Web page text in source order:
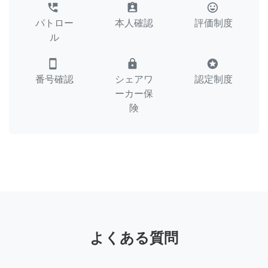
perm_phone_msg
パトロー
ル
assignment_ind
本人確認
tag_faces
評価制度
smartphone
番号確認
lock
シェアワ
ーカー保
険
stars
認定制度
よくある質問